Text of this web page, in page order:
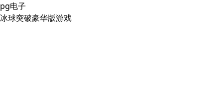
pg电子
冰球突破豪华版游戏